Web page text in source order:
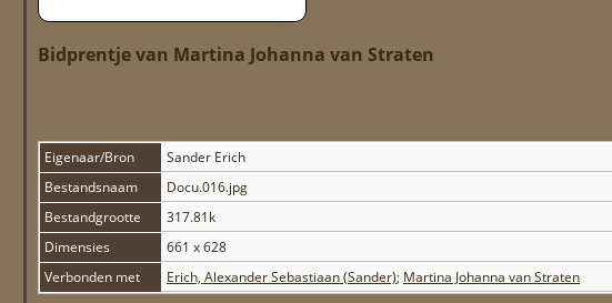
Bidprentje van Martina Johanna van Straten
Eigenaar/Bron
Sander Erich
Bestandsnaam
Docu.016.jpg
Bestandgrootte
317.81k
Dimensies
661 x 628
Verbonden met
Erich, Alexander Sebastiaan (Sander); Martina Johanna van Straten